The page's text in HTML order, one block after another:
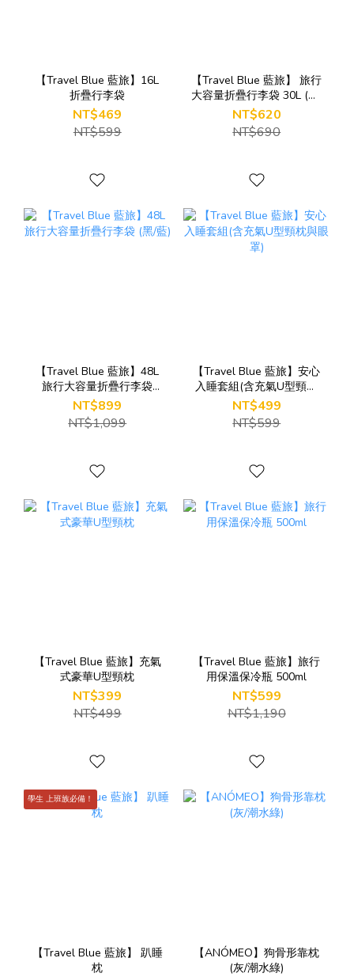
【Travel Blue 藍旅】16L
折疊行李袋
NT$469
NT$599
【Travel Blue 藍旅】 旅行
大容量折疊行李袋 30L (黑/
藍)
NT$620
NT$690
【Travel Blue 藍旅】48L
旅行大容量折疊行李袋
(黑/藍)
NT$899
NT$1,099
【Travel Blue 藍旅】安心
入睡套組(含充氣U型頸枕
與眼罩)
NT$499
NT$599
【Travel Blue 藍旅】充氣
式豪華U型頸枕
NT$399
NT$499
【Travel Blue 藍旅】旅行
用保溫保冷瓶 500ml
NT$599
NT$1,190
學生 上班族必備！
【Travel Blue 藍旅】 趴睡
枕
【ANÓMEO】狗骨形靠枕
(灰/潮水綠)